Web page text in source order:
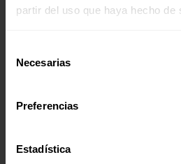
partir del uso que haya hecho de
Necesarias
Preferencias
Estadística